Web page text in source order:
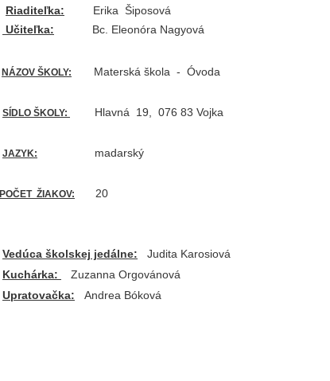
Riaditeľka: Erika Šiposová
Učiteľka:
Bc. Eleonóra Nagyová
NÁZOV ŠKOLY: Materská škola - Óvoda
SÍDLO ŠKOLY: Hlavná 19, 076 83 Vojka
JAZYK: madarský
POČET ŽIAKOV: 20
Vedúca školskej jedálne:
Judita Karosiová
Kuchárka:
Zuzanna Orgovánová
Upratovačka:
Andrea Bóková